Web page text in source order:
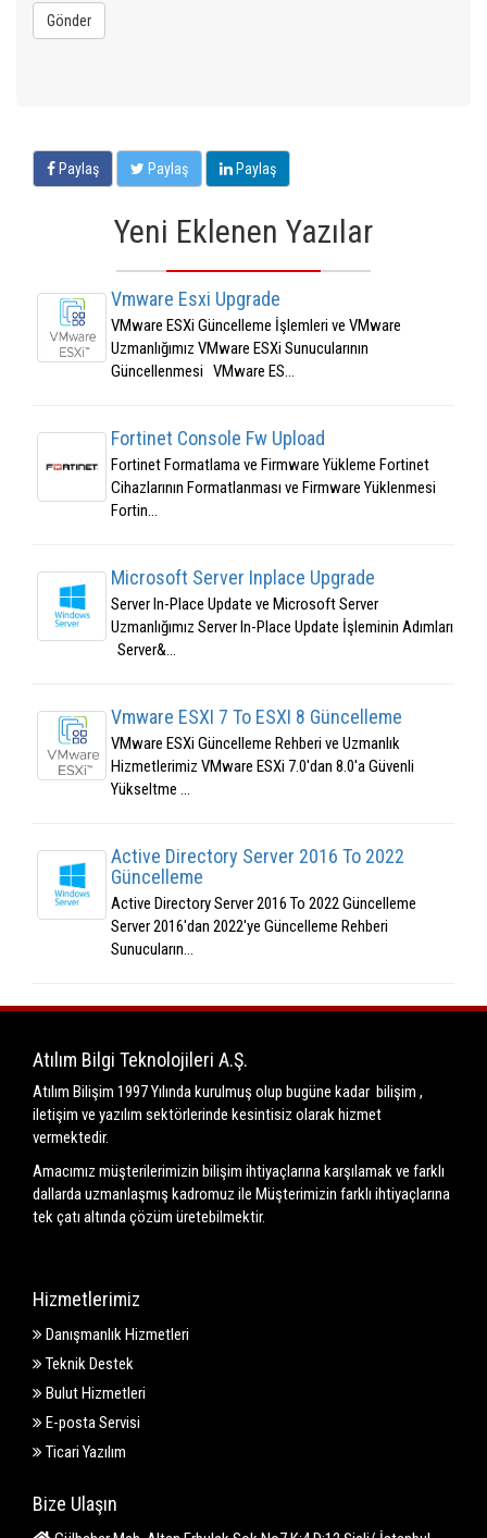
Gönder
Paylaş Paylaş Paylaş
Yeni Eklenen Yazılar
Vmware Esxi Upgrade
VMware ESXi Güncelleme İşlemleri ve VMware
Uzmanlığımız VMware ESXi Sunucularının
Güncellenmesi VMware ES...
Fortinet Console Fw Upload
Fortinet Formatlama ve Firmware Yükleme Fortinet
Cihazlarının Formatlanması ve Firmware Yüklenmesi
Fortin...
Microsoft Server Inplace Upgrade
Server In-Place Update ve Microsoft Server
Uzmanlığımız Server In-Place Update İşleminin Adımları
Server&...
Vmware ESXI 7 To ESXI 8 Güncelleme
VMware ESXi Güncelleme Rehberi ve Uzmanlık
Hizmetlerimiz VMware ESXi 7.0'dan 8.0'a Güvenli
Yükseltme ...
Active Directory Server 2016 To 2022
Güncelleme
Active Directory Server 2016 To 2022 Güncelleme
Server 2016'dan 2022'ye Güncelleme Rehberi
Sunucuların...
Atılım Bilgi Teknolojileri A.Ş.
Atılım Bilişim 1997 Yılında kurulmuş olup bugüne kadar bilişim ,
iletişim ve yazılım sektörlerinde kesintisiz olarak hizmet
vermektedir.
Amacımız müşterilerimizin bilişim ihtiyaçlarına karşılamak ve farklı
dallarda uzmanlaşmış kadromuz ile Müşterimizin farklı ihtiyaçlarına
tek çatı altında çözüm üretebilmektir.
Hizmetlerimiz
Danışmanlık Hizmetleri
Teknik Destek
Bulut Hizmetleri
E-posta Servisi
Ticari Yazılım
Bize Ulaşın